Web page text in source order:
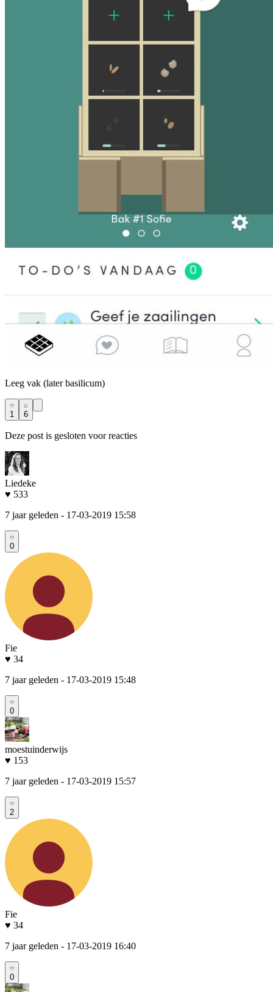
Leeg vak (later basilicum)
1 6
Deze post is gesloten voor reacties
Liedeke
♥ 533
7 jaar geleden - 17-03-2019 15:58
0
Fie
♥ 34
7 jaar geleden - 17-03-2019 15:48
0
moestuinderwijs
♥ 153
7 jaar geleden - 17-03-2019 15:57
2
Fie
♥ 34
7 jaar geleden - 17-03-2019 16:40
0